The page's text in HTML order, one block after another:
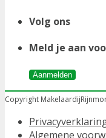
Volg ons
Meld je aan
Aanmelden
Copyright
Algemene